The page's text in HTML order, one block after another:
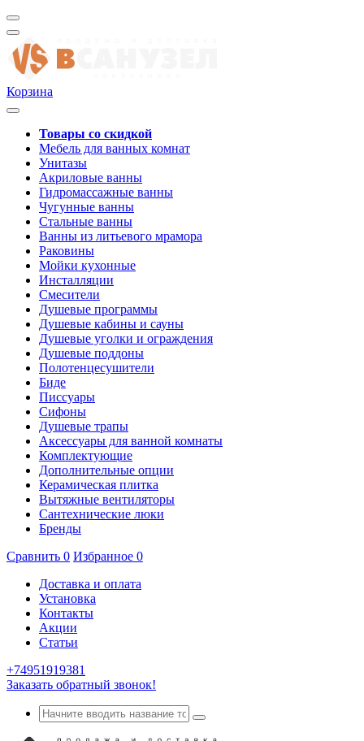
Корзина
Товары со скидкой
Мебель для ванных комнат
Унитазы
Акриловые ванны
Гидромассажные ванны
Чугунные ванны
Стальные ванны
Ванны из литьевого мрамора
Раковины
Мойки кухонные
Инсталляции
Смесители
Душевые программы
Душевые кабины и сауны
Душевые уголки и ограждения
Душевые поддоны
Полотенцесушители
Биде
Писсуары
Сифоны
Душевые трапы
Аксессуары для ванной комнаты
Комплектующие
Дополнительные опции
Керамическая плитка
Вытяжные вентиляторы
Сантехнические люки
Бренды
Сравнить 0 Избранное 0
Доставка и оплата
Установка
Контакты
Акции
Статьи
+74951919381
Заказать обратный звонок!